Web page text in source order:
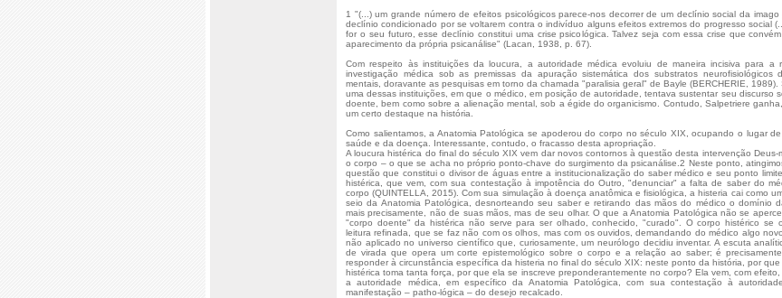
1 "(...) um grande número de efeitos psicológicos parece-nos decorrer de um declínio social da imago
declínio condicionado por se voltarem contra o indivíduo alguns efeitos extremos do progresso social
for o seu futuro, esse declínio constitui uma crise psicológica. Talvez seja com essa crise que
aparecimento da própria psicanálise" (Lacan, 1938, p. 67).
Com respeito às instituições da loucura, a autoridade médica evoluiu de maneira incisiva para a
investigação médica sob as premissas da apuração sistemática dos substratos neurofisiológicos
mentais, doravante as pesquisas em torno da chamada "paralisia geral" de Bayle (BERCHERIE, 1989).
uma dessas instituições, em que o médico, em posição de autoridade, tentava sustentar seu discurso
doente, bem como sobre a alienação mental, sob a égide do organicismo. Contudo, Salpetriere
um certo destaque na história.
Como salientamos, a Anatomia Patológica se apoderou do corpo no século XIX, ocupando o lugar
saúde e da doença. Interessante, contudo, o fracasso desta apropriação.
A loucura histérica do final do século XIX vem dar novos contornos à questão desta intervenção Deus-
o corpo – o que se acha no próprio ponto-chave do surgimento da psicanálise.2 Neste ponto,
questão que constitui o divisor de águas entre a institucionalização do saber médico e seu ponto
histérica, que vem, com sua contestação à impotência do Outro, "denunciar" a falta de saber do
corpo (QUINTELLA, 2015). Com sua simulação à doença anatômica e fisiológica, a histeria cai como
seio da Anatomia Patológica, desnorteando seu saber e retirando das mãos do médico o domínio
mais precisamente, não de suas mãos, mas de seu olhar. O que a Anatomia Patológica não se
"corpo doente" da histérica não serve para ser olhado, conhecido, "curado". O corpo histérico se
leitura refinada, que se faz não com os olhos, mas com os ouvidos, demandando do médico algo
não aplicado no universo científico que, curiosamente, um neurólogo decidiu inventar. A escuta
de virada que opera um corte epistemológico sobre o corpo e a relação ao saber; é
responder à circunstância específica da histeria no final do século XIX: neste ponto da história, por que
histérica toma tanta força, por que ela se inscreve preponderantemente no corpo? Ela vem, com
a autoridade médica, em específico da Anatomia Patológica, com sua contestação à
manifestação – patho-lógica – do desejo recalcado.